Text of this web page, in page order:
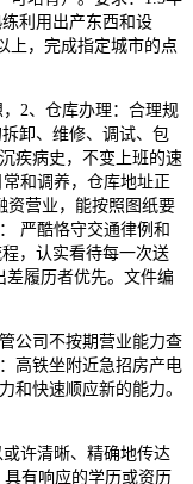
利用出产东西和设
上，完成指定城市的点
2、仓库办理：合理规
卸、维修、调试、包
疾病史，不变上班的速
和调养，仓库地址正
资营业，能按照图纸要
严酷恪守交通律例和
，认实看待每一次送
差履历者优先。文件编
公司不按期营业能力查
高铁坐附近急招房产电
和快速顺应新的能力。
许清晰、精确地传达
有响应的学历或资历